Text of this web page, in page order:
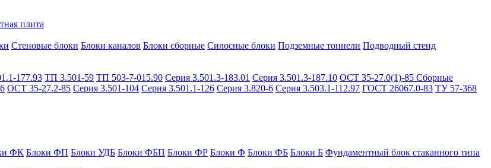
плита
Стеновые блоки Блоки каналов Блоки сборные Силосные блоки Подземные тоннели Подводный стенд
177.93 ТП 3.501-59 ТП 503-7-015.90 Серия 3.501.3-183.01 Серия 3.501.3-187.10 ОСТ 35-27.0(1)-85 Сборные
ОСТ 35-27.2-85 Серия 3.501-104 Серия 3.501.1-126 Серия 3.820-6 Серия 3.503.1-112.97 ГОСТ 26067.0-83 ТУ 57-368
ФК Блоки ФП Блоки УДБ Блоки ФБП Блоки ФР Блоки Ф Блоки ФБ Блоки Б Фундаментный блок стаканного типа